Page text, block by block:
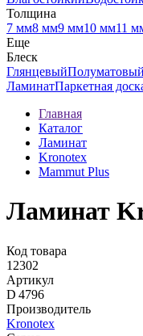
Толщина
7 мм8 мм9 мм10 мм11
Еще
Блеск
ГлянцевыйПолуматовый
ЛаминатПаркетная
Главная
Каталог
Ламинат
Kronotex
Mammut Plus
Ламинат
Код товара
12302
Артикул
D 4796
Производитель
Kronotex